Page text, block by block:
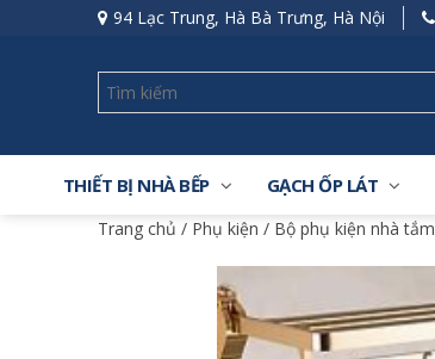
94 Lạc Trung, Hà Bà Trưng, Hà Nội
THIẾT BỊ NHÀ BẾP GẠCH ỐP LÁT
Trang chủ / Phụ kiện / Bộ phụ kiện nhà tắm